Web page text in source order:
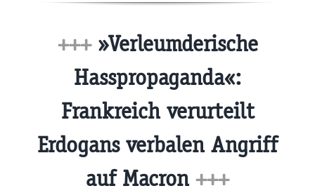
+++»Verleumderische
Hasspropaganda«:
Frankreich verurteilt
Erdogans verbalen Angriff
auf Macron +++